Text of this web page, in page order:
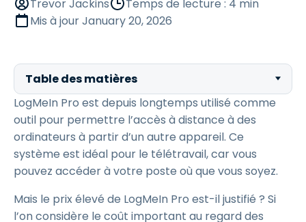
Trevor Jackins
Temps de lecture : 4 min
Mis à jourJanuary 20, 2026
Table des matières
LogMeIn Pro est depuis longtemps utilisé comme
outil pour permettre l’accès à distance à des
ordinateurs à partir d’un autre appareil. Ce
système est idéal pour le télétravail, car vous
pouvez accéder à votre poste où que vous soyez.
Mais le prix élevé de LogMeIn Pro est-il justifié ? Si
l’on considère le coût important au regard des